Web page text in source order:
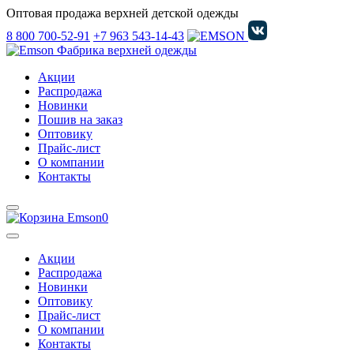
Оптовая продажа верхней детской одежды
8 800 700-52-91 +7 963 543-14-43
Фабрика верхней одежды
Акции
Распродажа
Новинки
Пошив на заказ
Оптовику
Прайс-лист
О компании
Контакты
0
Акции
Распродажа
Новинки
Оптовику
Прайс-лист
О компании
Контакты